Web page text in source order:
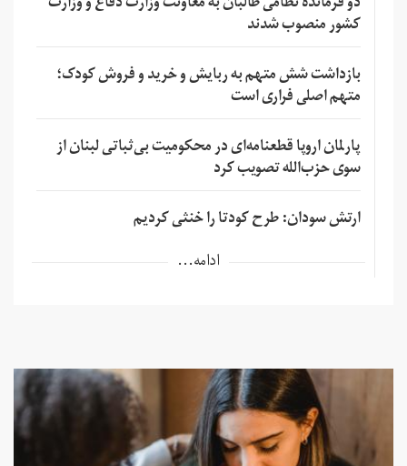
کشور منصوب شدند
بازداشت شش متهم به ربایش و خرید و فروش کودک؛
متهم اصلی فراری است
پارلمان اروپا قطعنامه‌ای در محکومیت بی‌ثباتی لبنان از
سوی حزب‌الله تصویب کرد
ارتش سودان: طرح کودتا را خنثی کردیم
ادامه...